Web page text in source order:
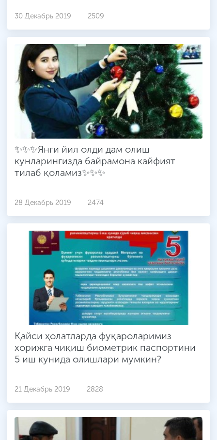
30 Декабрь 2019 2509
✨✨✨Янги йил олди дам олиш
кунларингизда байрамона кайфият
тилаб қоламиз✨✨✨
28 Декабрь 2019 2474
Қайси ҳолатларда фуқароларимиз
хорижга чиқиш биометрик паспортини
5 иш кунида олишлари мумкин?
21 Декабрь 2019 2828